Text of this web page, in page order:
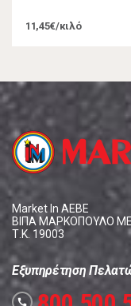
11,45€/κιλό
Market In ΑΕΒΕ
ΒΙΠΑ ΜΑΡΚΟΠΟΥΛΟ
Τ.Κ. 19003
Εξυπηρέτηση
call